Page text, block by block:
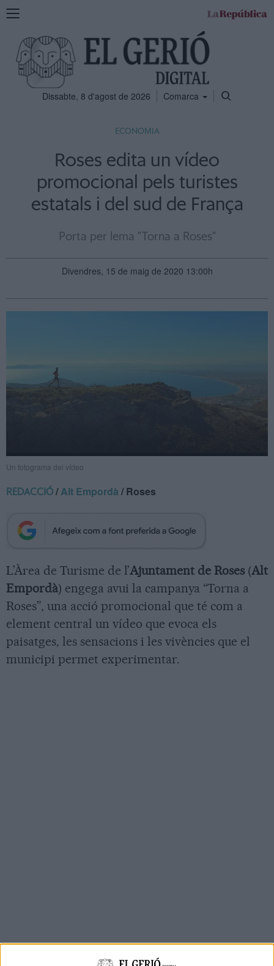
Mostra
navegació
Dissabte, 8 d'agost de 2026 Comarca
ECONOMIA
Roses edita un vídeo
promocional pels turistes
estatals i del sud de França
Porta per lema "Torna a Roses"
Divendres, 15 de maig de 2020 13:00h
Un fotograma del vídeo
REDACCIÓ /Alt Empordà / Roses
L’Àrea de Turisme de l’Ajuntament de Roses (Alt
Empordà) engega avui la campanya “Torna a
Roses”, una acció promocional que té com a
element central un vídeo que evoca els
paisatges, les sensacions i les vivències que el
municipi permet experimentar.